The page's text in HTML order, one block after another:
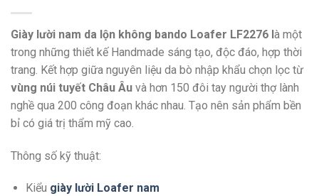
Giày lười nam da lộn không bando Loafer LF2276 là một
trong những thiết kế Handmade sáng tạo, độc đáo, hợp thời
trang. Kết hợp giữa nguyên liệu da bò nhập khẩu chọn lọc từ
vùng núi tuyết Châu Âu và hơn 150 đôi tay người thợ lành
nghề qua 200 công đoạn khác nhau. Tạo nên sản phẩm bền
bỉ có giá trị thẩm mỹ cao.
Thông số kỹ thuật:
Kiểu giày lười Loafer nam